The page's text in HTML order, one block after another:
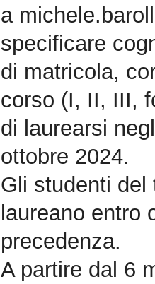
a
specificare
di matricola,
corso (I, II, III,
di laurearsi
ottobre 2024.
Gli studenti del
laureano entro
precedenza.
A partire dal 6